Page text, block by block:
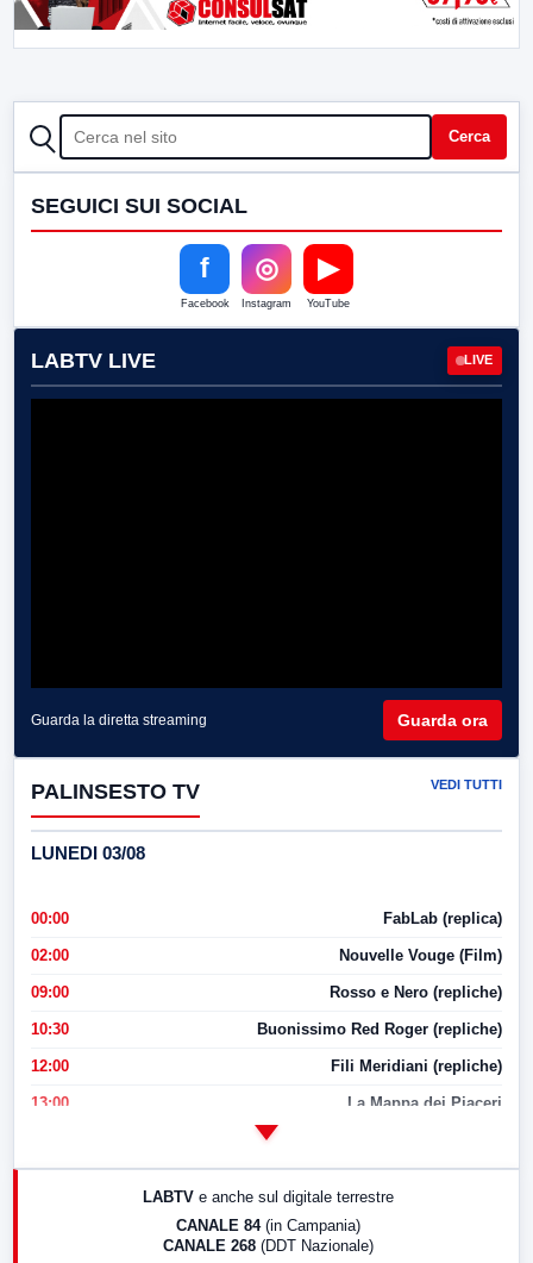
CERCA Cerca
SEGUICI SUI SOCIAL
f
Facebook
◎
Instagram
▶
YouTube
LABTV LIVE LIVE
Guarda la diretta streaming Guarda ora
PALINSESTO TV VEDI TUTTI
LUNEDI 03/08
00:00 FabLab (replica)
02:00 Nouvelle Vouge (Film)
09:00 Rosso e Nero (repliche)
10:30 Buonissimo Red Roger (repliche)
12:00 Fili Meridiani (repliche)
13:00 La Mappa dei Piaceri
17:00 LabNews (replica)
LABTV e anche sul digitale terrestre
CANALE 84 (in Campania)
CANALE 268 (DDT Nazionale)